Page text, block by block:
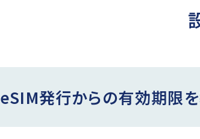
eSIM発行からの有効期限を